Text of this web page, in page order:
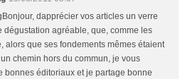
dapprécier vos articles un verre
dégustation agréable, que, comme les
alors que ses fondements mêmes étaient
chemin hors du commun, je vous
bonnes éditoriaux et je partage bonne